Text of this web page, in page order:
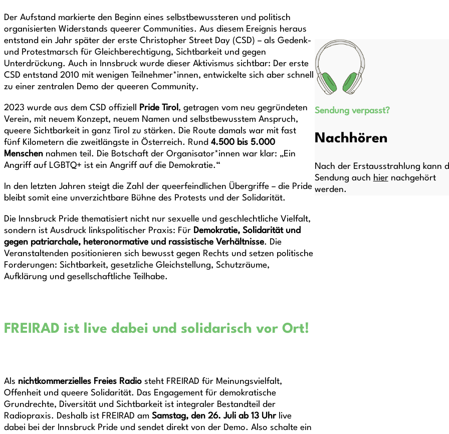
Der Aufstand markierte den Beginn eines selbstbewussteren und politisch
organisierten Widerstands queerer Communities. Aus diesem Ereignis heraus
entstand ein Jahr später der erste Christopher Street Day (CSD) – als Gedenk-
und Protestmarsch für Gleichberechtigung, Sichtbarkeit und gegen
Unterdrückung. Auch in Innsbruck wurde dieser Aktivismus sichtbar: Der erste
CSD entstand 2010 mit wenigen Teilnehmer*innen, entwickelte sich aber schnell
zu einer zentralen Demo der queeren Community.
2023 wurde aus dem CSD offiziell Pride Tirol , getragen vom neu gegründeten
Verein, mit neuem Konzept, neuem Namen und selbstbewusstem Anspruch,
queere Sichtbarkeit in ganz Tirol zu stärken. Die Route damals war mit fast
fünf Kilometern die zweitlängste in Österreich. Rund 4.500 bis 5.000
Menschen nahmen teil. Die Botschaft der Organisator*innen war klar: „Ein
Angriff auf LGBTQ+ ist ein Angriff auf die Demokratie.“
In den letzten Jahren steigt die Zahl der queerfeindlichen Übergriffe – die Pride
bleibt somit eine unverzichtbare Bühne des Protests und der Solidarität.
Die Innsbruck Pride thematisiert nicht nur sexuelle und geschlechtliche Vielfalt,
sondern ist Ausdruck linkspolitischer Praxis: Für Demokratie, Solidarität und
gegen patriarchale, heteronormative und rassistische Verhältnisse. Die
Veranstaltenden positionieren sich bewusst gegen Rechts und setzen politische
Forderungen: Sichtbarkeit, gesetzliche Gleichstellung, Schutzräume,
Aufklärung und gesellschaftliche Teilhabe.
FREIRAD ist live dabei und solidarisch vor Ort!
Als nichtkommerzielles Freies Radio steht FREIRAD für Meinungsvielfalt,
Offenheit und queere Solidarität. Das Engagement für demokratische
Grundrechte, Diversität und Sichtbarkeit ist integraler Bestandteil der
Radiopraxis. Deshalb ist FREIRAD am Samstag, den 26. Juli ab 13 Uhr live
dabei bei der Innsbruck Pride und sendet direkt von der Demo. Also schalte ein
Sendung verpasst?
Nachhören
Nach der Erstausstrahlung kann
Sendung auch hier nachgehört
werden.